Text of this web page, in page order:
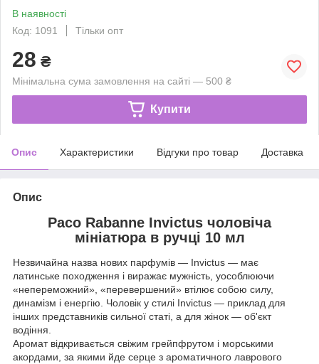
В наявності
Код: 1091
Тільки опт
28 ₴
Мінімальна сума замовлення на сайті — 500 ₴
Купити
Опис Характеристики Відгуки про товар Доставка
Опис
Paco Rabanne Invictus чоловіча
мініатюра в ручці 10 мл
Незвичайна назва нових парфумів — Invictus — має
латинське походження і виражає мужність, уособлюючи
«непереможний», «перевершений» втілює собою силу,
динамізм і енергію. Чоловік у стилі Invictus — приклад для
інших представників сильної статі, а для жінок — об'єкт
водіння.
Аромат відкривається свіжим грейпфрутом і морськими
акордами, за якими йде серце з ароматичного лаврового